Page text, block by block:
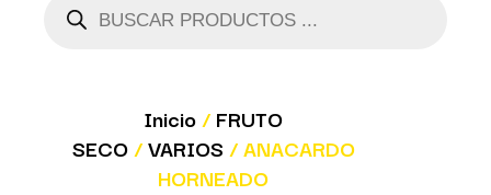
Inicio/ FRUTO
SECO/VARIOS / ANACARDO
HORNEADO